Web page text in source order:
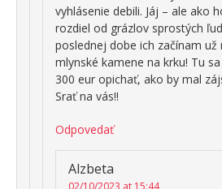
vyhlásenie debili. Jáj – ale ako
rozdiel od grázlov sprostých
poslednej dobe ich začínam už
mlynské kamene na krku! Tu
300 eur opichať, ako by mal
Srať na vás!!
Odpovedať
Alzbeta